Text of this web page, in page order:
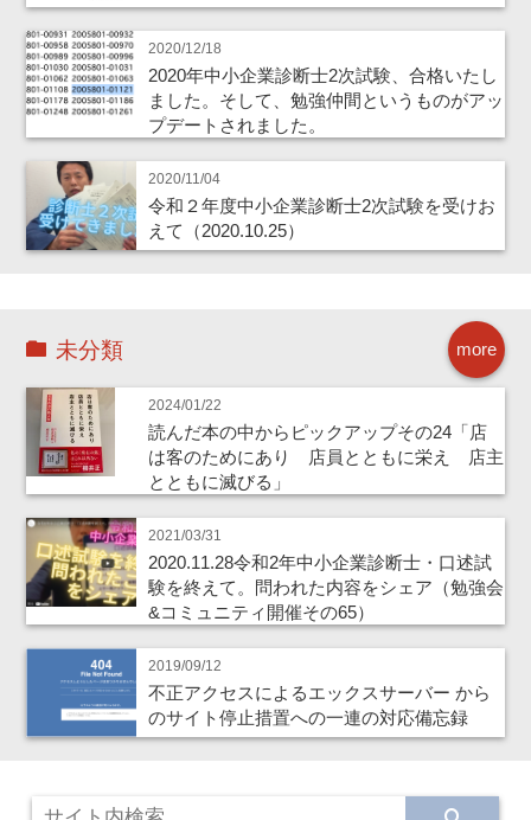
2020/12/18
2020年中小企業診断士2次試験、合格いたし
ました。そして、勉強仲間というものがアッ
プデートされました。
2020/11/04
令和２年度中小企業診断士2次試験を受けお
えて（2020.10.25）
more
未分類
2024/01/22
読んだ本の中からピックアップその24「店
は客のためにあり 店員とともに栄え 店主
とともに滅びる」
2021/03/31
2020.11.28令和2年中小企業診断士・口述試
験を終えて。問われた内容をシェア（勉強会
&コミュニティ開催その65）
2019/09/12
不正アクセスによるエックスサーバー から
のサイト停止措置への一連の対応備忘録